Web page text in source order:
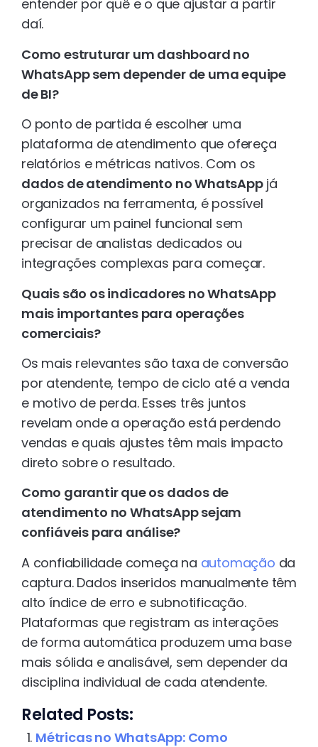
entender por quê e o que ajustar a partir
daí.
Como estruturar um dashboard no
WhatsApp sem depender de uma equipe
de BI?
O ponto de partida é escolher uma
plataforma de atendimento que ofereça
relatórios e métricas nativos. Com os
dados de atendimento no WhatsAppjá
organizados na ferramenta, é possível
configurar um painel funcional sem
precisar de analistas dedicados ou
integrações complexas para começar.
Quais são os indicadores no WhatsApp
mais importantes para operações
comerciais?
Os mais relevantes são taxa de conversão
por atendente, tempo de ciclo até a venda
e motivo de perda. Esses três juntos
revelam onde a operação está perdendo
vendas e quais ajustes têm mais impacto
direto sobre o resultado.
Como garantir que os dados de
atendimento no WhatsApp sejam
confiáveis para análise?
A confiabilidade começa na automação da
captura. Dados inseridos manualmente têm
alto índice de erro e subnotificação.
Plataformas que registram as interações
de forma automática produzem uma base
mais sólida e analisável, sem depender da
disciplina individual de cada atendente.
Related Posts:
Métricas no WhatsApp: Como